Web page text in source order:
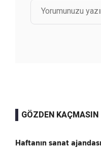
GÖZDEN KAÇMASIN
Haftanın sanat ajandası